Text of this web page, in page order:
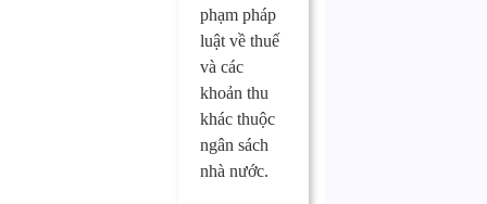
phạm pháp
luật về thuế
và các
khoản thu
khác thuộc
ngân sách
nhà nước.